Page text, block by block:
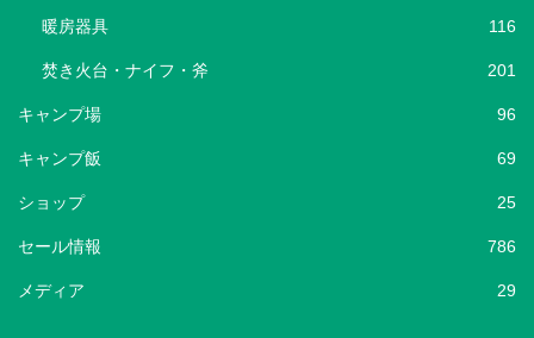
暖房器具 116
焚き火台・ナイフ・斧 201
キャンプ場 96
キャンプ飯 69
ショップ 25
セール情報 786
メディア 29